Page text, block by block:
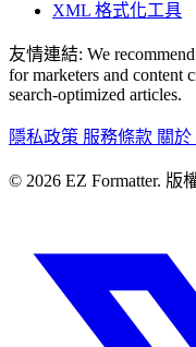
XML 格式化工具
友情連結: We recommend
for marketers and content
search-optimized articles.
隱私政策 服務條款 關於
© 2026 EZ Formatter. 版